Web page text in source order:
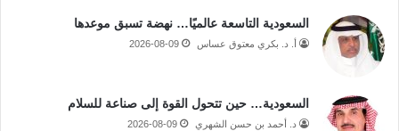
السعودية التاسعة عالميًا… نهضة تسبق موعدها
أ. د. بكري معتوق عساس 2026-08-09
السعودية… حين تتحول القوة إلى صناعة للسلام
د. أحمد بن حسن الشهري 2026-08-09